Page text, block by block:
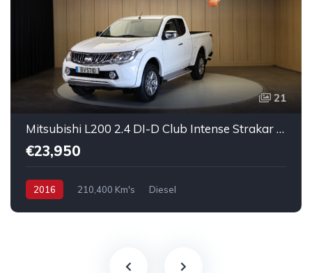
21
Mitsubishi L200 2.4 DI-D Club Intense Strakar 4WD
€23,950
2016 210,400 Km's Diesel